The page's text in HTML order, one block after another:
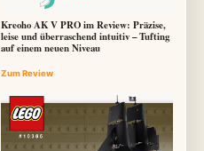
Kreoho AK V PRO im Review: Präzise,
leise und überraschend intuitiv – Tufting
auf einem neuen Niveau
Zum Review